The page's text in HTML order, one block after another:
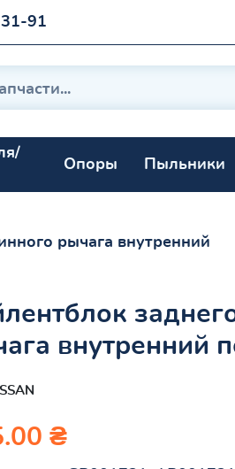
91
Опоры Пыльники
рычага внутренний
внутренний
₴